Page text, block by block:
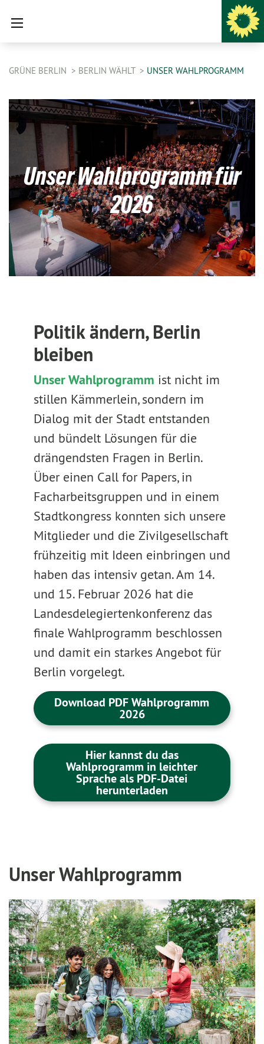
GRÜNE BERLIN BERLIN WÄHLT UNSER WAHLPROGRAMM
Unser Wahlprogramm für
2026
Politik ändern, Berlin
bleiben
Unser Wahlprogramm ist nicht im
stillen Kämmerlein, sondern im
Dialog mit der Stadt entstanden
und bündelt Lösungen für die
drängendsten Fragen in Berlin.
Über einen Call for Papers, in
Facharbeitsgruppen und in einem
Stadtkongress konnten sich unsere
Mitglieder und die Zivilgesellschaft
frühzeitig mit Ideen einbringen und
haben das intensiv getan. Am 14.
und 15. Februar 2026 hat die
Landesdelegiertenkonferenz das
finale Wahlprogramm beschlossen
und damit ein starkes Angebot für
Berlin vorgelegt.
Download PDF Wahlprogramm
2026
Hier kannst du das
Wahlprogramm in leichter
Sprache als PDF-Datei
herunterladen
Unser Wahlprogramm